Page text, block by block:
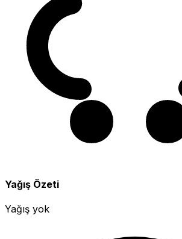
Yağış Özeti
Yağış yok